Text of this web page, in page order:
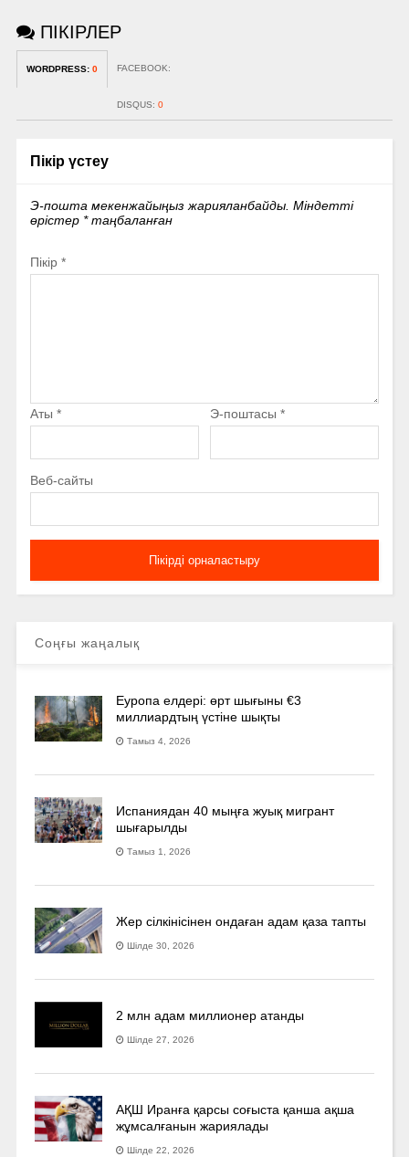
ПІКІРЛЕР
WORDPRESS: 0 FACEBOOK:
DISQUS: 0
Пікір үстеу
Э-пошта мекенжайыңыз жарияланбайды. Міндетті
өрістер *таңбаланған
Пікір *
Аты * Э-поштасы *
Веб-сайты
Соңғы жаңалық
Еуропа елдері: өрт шығыны €3
миллиардтың үстіне шықты
Тамыз 4, 2026
Испаниядан 40 мыңға жуық мигрант
шығарылды
Тамыз 1, 2026
Жер сілкінісінен ондаған адам қаза тапты
Шілде 30, 2026
2 млн адам миллионер атанды
Шілде 27, 2026
АҚШ Иранға қарсы соғыста қанша ақша
жұмсалғанын жариялады
Шілде 22, 2026